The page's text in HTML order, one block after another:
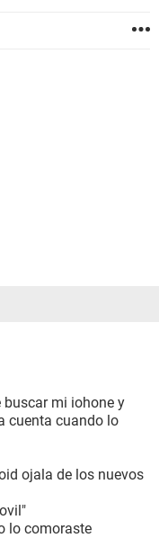
buscar mi iohone y
cuenta cuando lo
ojala de los nuevos
lo comoraste